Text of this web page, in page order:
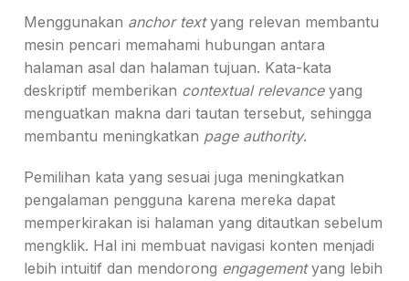
Menggunakan anchor textyang relevan membantu
mesin pencari memahami hubungan antara
halaman asal dan halaman tujuan. Kata-kata
deskriptif memberikan contextual relevanceyang
menguatkan makna dari tautan tersebut, sehingga
membantu meningkatkan page authority.
Pemilihan kata yang sesuai juga meningkatkan
pengalaman pengguna karena mereka dapat
memperkirakan isi halaman yang ditautkan sebelum
mengklik. Hal ini membuat navigasi konten menjadi
lebih intuitif dan mendorong engagementyang lebih